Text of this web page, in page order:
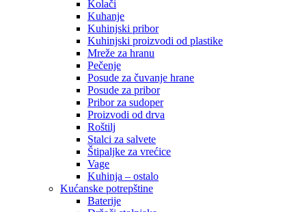
Kolači
Kuhanje
Kuhinjski pribor
Kuhinjski proizvodi od plastike
Mreže za hranu
Pečenje
Posude za čuvanje hrane
Posude za pribor
Pribor za sudoper
Proizvodi od drva
Roštilj
Stalci za salvete
Štipaljke za vrećice
Vage
Kuhinja – ostalo
Kućanske potrepštine
Baterije